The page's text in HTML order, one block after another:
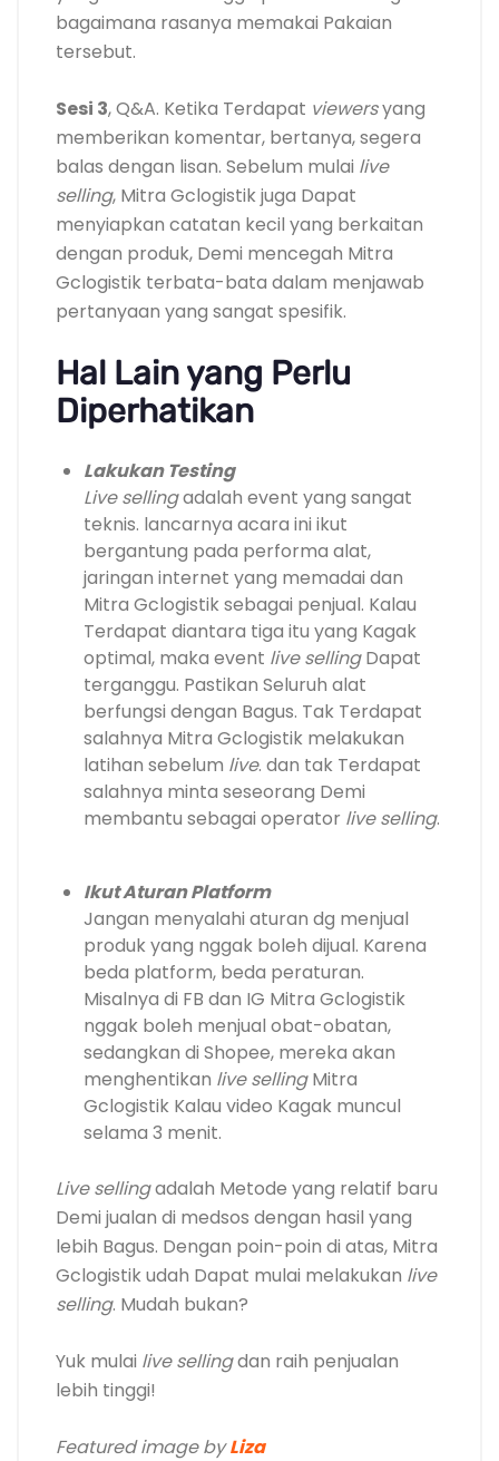
bagaimana rasanya memakai Pakaian
tersebut.
Sesi 3, Q&A. Ketika Terdapat viewersyang
memberikan komentar, bertanya, segera
balas dengan lisan. Sebelum mulai live
selling, Mitra Gclogistik juga Dapat
menyiapkan catatan kecil yang berkaitan
dengan produk, Demi mencegah Mitra
Gclogistik terbata-bata dalam menjawab
pertanyaan yang sangat spesifik.
Hal Lain yang Perlu
Diperhatikan
Lakukan Testing
Live sellingadalah event yang sangat
teknis. lancarnya acara ini ikut
bergantung pada performa alat,
jaringan internet yang memadai dan
Mitra Gclogistik sebagai penjual. Kalau
Terdapat diantara tiga itu yang Kagak
optimal, maka event live sellingDapat
terganggu. Pastikan Seluruh alat
berfungsi dengan Bagus. Tak Terdapat
salahnya Mitra Gclogistik melakukan
latihan sebelum live. dan tak Terdapat
salahnya minta seseorang Demi
membantu sebagai operator live selling.
Ikut Aturan Platform
Jangan menyalahi aturan dg menjual
produk yang nggak boleh dijual. Karena
beda platform, beda peraturan.
Misalnya di FB dan IG Mitra Gclogistik
nggak boleh menjual obat-obatan,
sedangkan di Shopee, mereka akan
menghentikan live sellingMitra
Gclogistik Kalau video Kagak muncul
selama 3 menit.
Live sellingadalah Metode yang relatif baru
Demi jualan di medsos dengan hasil yang
lebih Bagus. Dengan poin-poin di atas, Mitra
Gclogistik udah Dapat mulai melakukan live
selling. Mudah bukan?
Yuk mulai live sellingdan raih penjualan
lebih tinggi!
Featured image byLiza